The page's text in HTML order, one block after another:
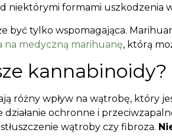
niektórymi formami uszkodzenia
tylko wspomagająca.
na medyczną marihuanę, którą
kannabinoidy?
różny wpływ na wątrobę, który
ochronne i
wątroby czy fibroza.